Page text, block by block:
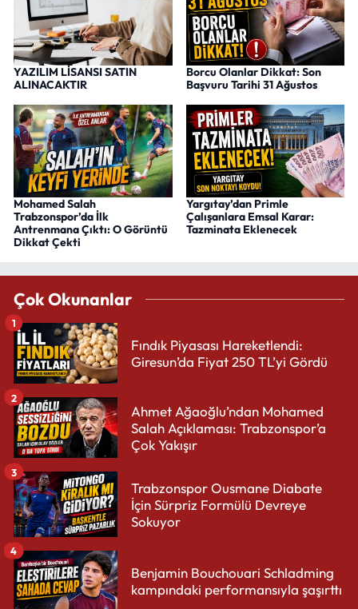
YAZILIM LİSANSI SATIN
ALINACAKTIR
Borcu Olanlar Dikkat: Son
Başvuru Tarihi 31 Ağustos
Mohamed Salah
Trabzonspor’da İlk
Antrenmana Çıktı: O Görüntü
Dikkat Çekti
Yargıtay’dan Primle
Çalışanlara Emsal Karar:
Tazminata Eklenecek
Çok Okunanlar
Fındık Piyasası Hareketlendi:
Giresun’da Fiyat 250 TL’yi Gördü
1
Ahmet Ağaoğlu’ndan Mohamed
Salah Açıklaması: Trabzonspor’a
Çok Yakışır
2
Trabzonspor Ousmane Diabate
İçin Sürpriz Formülü Devreye
Sokuyor
3
Benjamin Bouchouari Schladming
kampındaki performansıyla şaşırttı
4